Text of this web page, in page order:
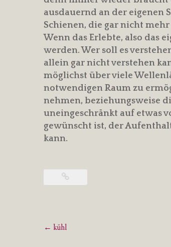
ausdauernd an der eigenen
Schienen, die gar nicht
Wenn das Erlebte, also das
werden. Wer soll es
allein gar nicht verstehen
möglichst über viele
notwendigen Raum zu
nehmen, beziehungsweise
uneingeschränkt auf etwas
gewünscht ist, der
kann.
Post
← kühl